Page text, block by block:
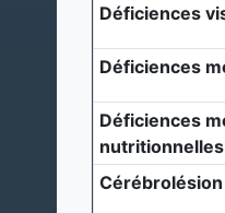
Déficiences
Déficiences
Déficiences
nutritionnelles
Cérébrolésion